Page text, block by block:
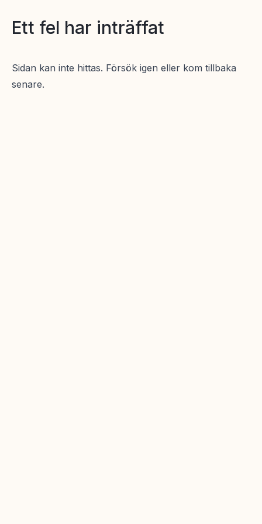
Ett fel har inträffat
Sidan kan inte hittas. Försök igen eller kom tillbaka
senare.